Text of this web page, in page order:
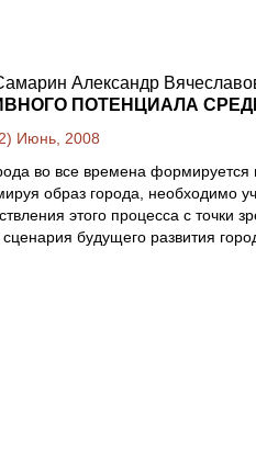
Александр
ПОТЕНЦИАЛА
Июнь, 2008
во все времена
образ города, необходимо
этого процесса с точки
будущего развития